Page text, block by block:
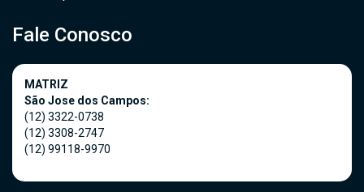
Fale Conosco
MATRIZ
São Jose dos Campos:
(12) 3322-0738
(12) 3308-2747
(12) 99118-9970